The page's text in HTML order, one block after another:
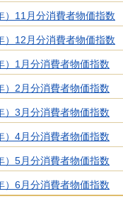
）11月分消費者物価指数
）12月分消費者物価指数
）1月分消費者物価指数
）2月分消費者物価指数
）3月分消費者物価指数
）4月分消費者物価指数
）5月分消費者物価指数
）6月分消費者物価指数